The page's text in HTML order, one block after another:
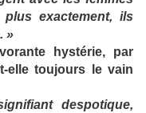
exactement, ils
»
hystérie, par
elle toujours le vain
despotique,